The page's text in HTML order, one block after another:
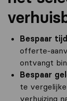
Bespaar tijd
offerte-
ontvangt
Bespaar
te
verhuizing